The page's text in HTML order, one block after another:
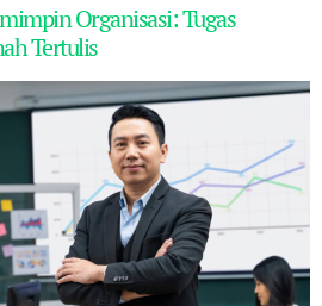
Organisasi: Tugas
Tertulis